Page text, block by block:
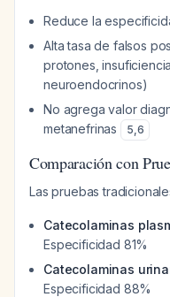
Reduce la
Alta tasa de falsos
protones,
neuroendocrinos)
No agrega valor
metanefrinas
5,6
Comparación con
Las pruebas
Catecolaminas
Especificidad 81%
Catecolaminas
Especificidad 88%